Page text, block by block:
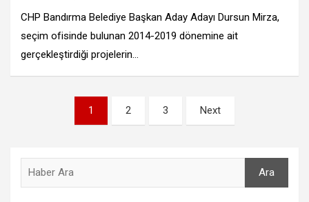
CHP Bandırma Belediye Başkan Aday Adayı Dursun Mirza,
seçim ofisinde bulunan 2014-2019 dönemine ait
gerçekleştirdiği projelerin…
sayfalandırması
1 2 3 Next
Ara